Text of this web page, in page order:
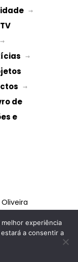
de
e
experiência
a consentir a